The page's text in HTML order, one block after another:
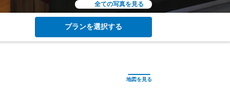
全ての写真を見る
プランを選択する